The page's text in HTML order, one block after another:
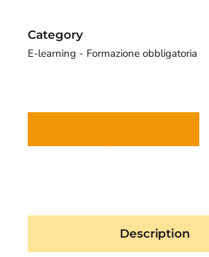
Category
E-learning
Formazione obbligatoria
Description